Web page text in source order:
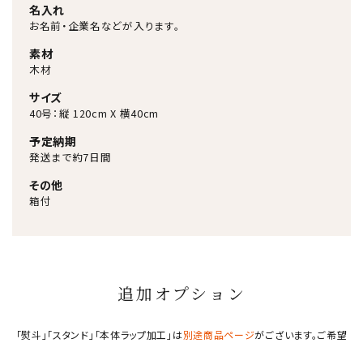
名入れ
お名前・企業名などが入ります。
素材
木材
サイズ
40号：縦 120cm X 横40cm
予定納期
発送まで約7日間
その他
箱付
追加オプション
「熨斗」「スタンド」「本体ラップ加工」は別途商品ページがございます。ご希望